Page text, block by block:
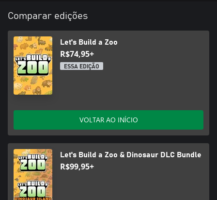
Comparar edições
Let's Build a Zoo
R$74,95+
ESSA EDIÇÃO
VOLTAR AO INÍCIO
Let's Build a Zoo & Dinosaur DLC Bundle
R$99,95+